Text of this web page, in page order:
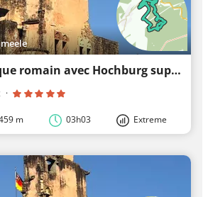
Sentier historique romain avec Hochburg supplémentaire - sentier de randonnée premium certifié
·
m 03h03 Extreme